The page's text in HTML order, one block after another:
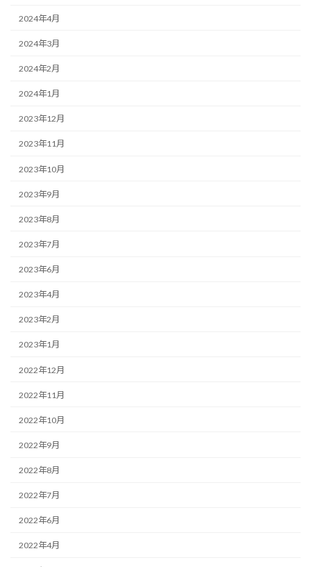
2024年4月
2024年3月
2024年2月
2024年1月
2023年12月
2023年11月
2023年10月
2023年9月
2023年8月
2023年7月
2023年6月
2023年4月
2023年2月
2023年1月
2022年12月
2022年11月
2022年10月
2022年9月
2022年8月
2022年7月
2022年6月
2022年4月